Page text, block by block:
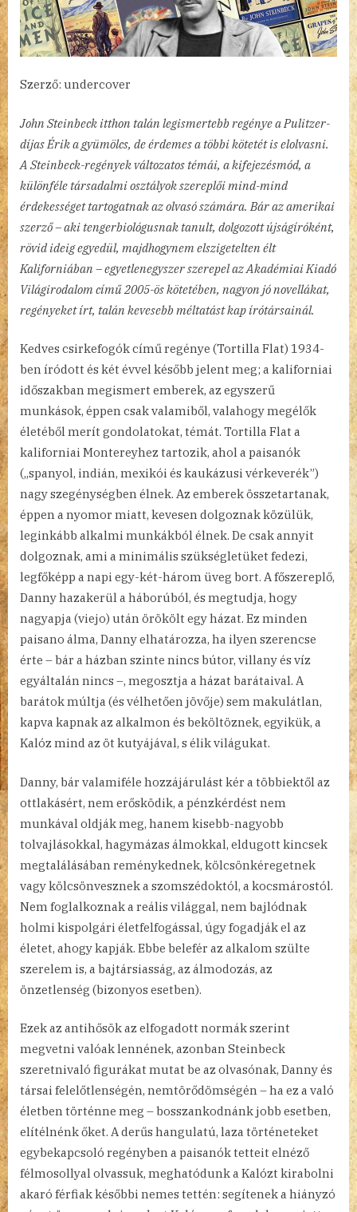
Szerző: undercover
John Steinbeck itthon talán legismertebb regénye a Pulitzer-
díjas Érik a gyümölcs, de érdemes a többi kötetét is elolvasni.
A Steinbeck-regények változatos témái, a kifejezésmód, a
különféle társadalmi osztályok szereplői mind-mind
érdekességet tartogatnak az olvasó számára. Bár az amerikai
szerző – aki tengerbiológusnak tanult, dolgozott újságíróként,
rövid ideig egyedül, majdhogynem elszigetelten élt
Kaliforniában – egyetlenegyszer szerepel az Akadémiai Kiadó
Világirodalom című 2005-ös kötetében, nagyon jó novellákat,
regényeket írt, talán kevesebb méltatást kap írótársainál.
Kedves csirkefogók című regénye (Tortilla Flat) 1934-
ben íródott és két évvel később jelent meg; a kaliforniai
időszakban megismert emberek, az egyszerű
munkások, éppen csak valamiből, valahogy megélők
életéből merít gondolatokat, témát. Tortilla Flat a
kaliforniai Montereyhez tartozik, ahol a paisanók
(„spanyol, indián, mexikói és kaukázusi vérkeverék”)
nagy szegénységben élnek. Az emberek összetartanak,
éppen a nyomor miatt, kevesen dolgoznak közülük,
leginkább alkalmi munkákból élnek. De csak annyit
dolgoznak, ami a minimális szükségletüket fedezi,
legfőképp a napi egy-két-három üveg bort. A főszereplő,
Danny hazakerül a háborúból, és megtudja, hogy
nagyapja (viejo) után örökölt egy házat. Ez minden
paisano álma, Danny elhatározza, ha ilyen szerencse
érte – bár a házban szinte nincs bútor, villany és víz
egyáltalán nincs –, megosztja a házat barátaival. A
barátok múltja (és vélhetően jövője) sem makulátlan,
kapva kapnak az alkalmon és beköltöznek, egyikük, a
Kalóz mind az öt kutyájával, s élik világukat.
Danny, bár valamiféle hozzájárulást kér a többiektől az
ottlakásért, nem erősködik, a pénzkérdést nem
munkával oldják meg, hanem kisebb-nagyobb
tolvajlásokkal, hagymázas álmokkal, eldugott kincsek
megtalálásában reménykednek, kölcsönkéregetnek
vagy kölcsönvesznek a szomszédoktól, a kocsmárostól.
Nem foglalkoznak a reális világgal, nem bajlódnak
holmi kispolgári életfelfogással, úgy fogadják el az
életet, ahogy kapják. Ebbe belefér az alkalom szülte
szerelem is, a bajtársiasság, az álmodozás, az
önzetlenség (bizonyos esetben).
Ezek az antihősök az elfogadott normák szerint
megvetni valóak lennének, azonban Steinbeck
szeretnivaló figurákat mutat be az olvasónak, Danny és
társai felelőtlenségén, nemtörődömségén – ha ez a való
életben történne meg – bosszankodnánk jobb esetben,
elítélnénk őket. A derűs hangulatú, laza történeteket
egybekapcsoló regényben a paisanók tetteit elnéző
félmosollyal olvassuk, meghatódunk a Kalózt kirabolni
akaró férfiak későbbi nemes tettén: segítenek a hiányzó